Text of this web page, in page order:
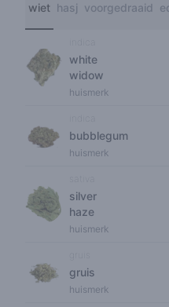
wiet hasj voorgedraaid
white
widow
huismerk
bubblegum
huismerk
silver
haze
huismerk
gruis
huismerk